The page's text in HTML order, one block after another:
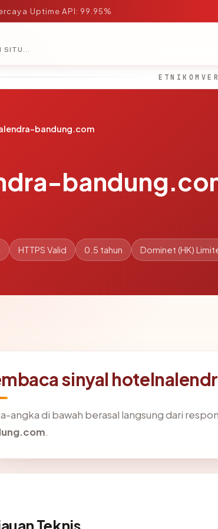
·Uptime API: 99.95%
PERIKSA APAKAH SEBUAH SITUS AMAN, TEPERCAYA, DAN TERVERIFIKASI DALAM HITUNGAN DETIK.
bandung.com
HTTPS Valid 0.5 tahun Dominet (HK)
sinyal
angka di bawah berasal langsung dari
.
Teknis